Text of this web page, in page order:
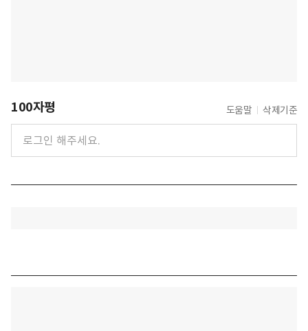
100자평 도움말 삭제기준